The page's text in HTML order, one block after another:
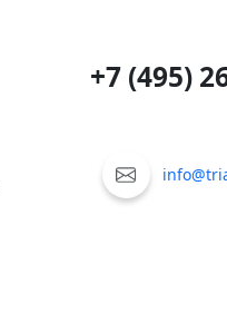
+7 (495)